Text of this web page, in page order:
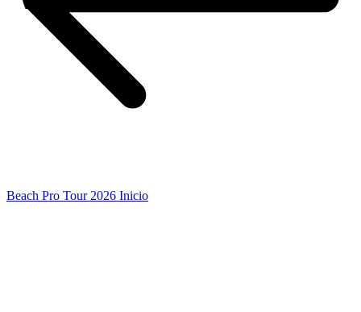
Beach Pro Tour 2026 Inicio